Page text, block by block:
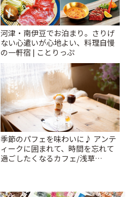
河津・南伊豆でお泊まり。さりげ
ない心遣いが心地よい、料理自慢
の一軒宿 | ことりっぷ
季節のパフェを味わいに♪ アンテ
ィークに囲まれて、時間を忘れて
過ごしたくなるカフェ/浅草